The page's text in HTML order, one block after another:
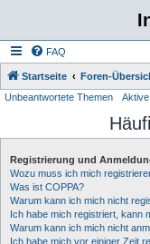
FAQ
Startseite Foren-
Unbeantwortete Themen
Registrierung und
Wozu muss ich mich
Was ist COPPA?
Warum kann ich mich nicht
Ich habe mich registriert, kann
Warum kann ich mich nicht
Ich habe mich vor einiger Zeit